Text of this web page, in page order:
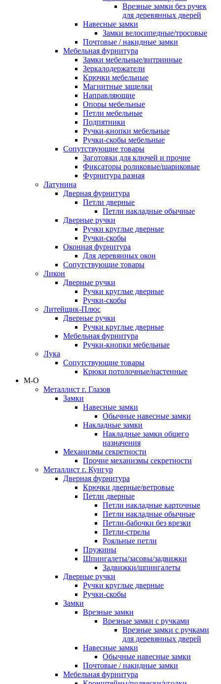
Врезные замки без ручек
для деревянных дверей
Навесные замки
Замки велосипедные/тросовые
Почтовые / накидные замки
Мебельная фурнитура
Замки мебельные/витринные
Зеркалодержатели
Крючки мебельные
Магнитные защелки
Направляющие
Опоры мебельные
Петли мебельные
Подпятники
Ручки-кнопки мебельные
Ручки-скобы мебельные
Сопутствующие товары
Заготовки для ключей и прочие
Фиксаторы роликовые/шариковые
Фурнитура разная
Латунина
Дверная фурнитура
Петли дверные
Петли накладные обычные
Дверные ручки
Ручки круглые дверные
Ручки-скобы
Оконная фурнитура
Для деревянных окон
Сопутствующие товары
Ликон
Дверные ручки
Ручки круглые дверные
Ручки-скобы
Литейщик-Плюс
Дверные ручки
Ручки круглые дверные
Мебельная фурнитура
Ручки-кнопки мебельные
Лука
Сопутствующие товары
Крюки потолочные/настенные
М-О
Металлист г. Глазов
Замки
Навесные замки
Обычные навесные замки
Накладные замки
Накладные замки общего
назначения
Механизмы секретности
Прочие механизмы секретности
Металлист г. Кунгур
Дверная фурнитура
Крючки дверные/ветровые
Петли дверные
Петли накладные карточные
Петли накладные обычные
Петли-бабочки без врезки
Петли-стрелы
Рояльные петли
Пружины
Шпингалеты/засовы/задвижки
Задвижки/шпингалеты
Дверные ручки
Ручки круглые дверные
Ручки-скобы
Замки
Врезные замки
Врезные замки с ручками
Врезные замки с ручками
для деревянных дверей
Навесные замки
Обычные навесные замки
Почтовые / накидные замки
Мебельная фурнитура